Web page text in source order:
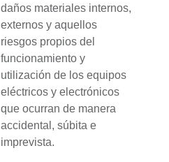
daños materiales internos,
externos y aquellos
riesgos propios del
funcionamiento y
utilización de los equipos
eléctricos y electrónicos
que ocurran de manera
accidental, súbita e
imprevista.